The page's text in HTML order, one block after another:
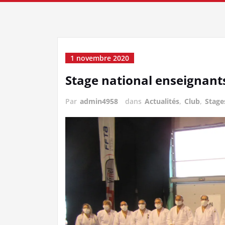
1 novembre 2020
Stage national
Par admin4958 dans Actualités, Club,